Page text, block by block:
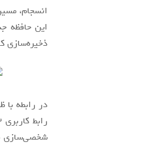
انسجام،
ذخیره‌سازی
شخصی‌سازی